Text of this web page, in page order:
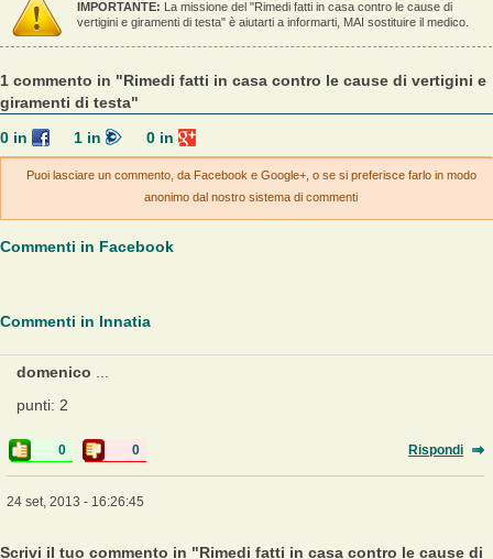
IMPORTANTE: La missione del "Rimedi fatti in casa contro le cause di
vertigini e giramenti di testa" è aiutarti a informarti, MAI sostituire il medico.
1 commento in "Rimedi fatti in casa contro le cause di vertigini e
giramenti di testa"
0in 1in 0 in
Puoi lasciare un commento, da Facebook e Google+, o se si preferisce farlo in modo
anonimo dal nostro sistema di commenti
Commenti in Facebook
Commenti in Innatia
domenico
punti: 2
0 0 Rispondi
24 set, 2013 - 16:26:45
Scrivi il tuo commento in "Rimedi fatti in casa contro le cause di